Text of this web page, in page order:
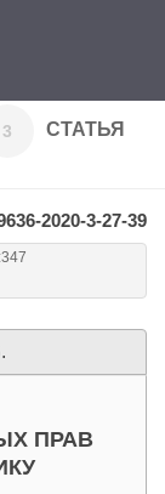
3 СТАТЬЯ
2020-3-27-39
ПРАВ